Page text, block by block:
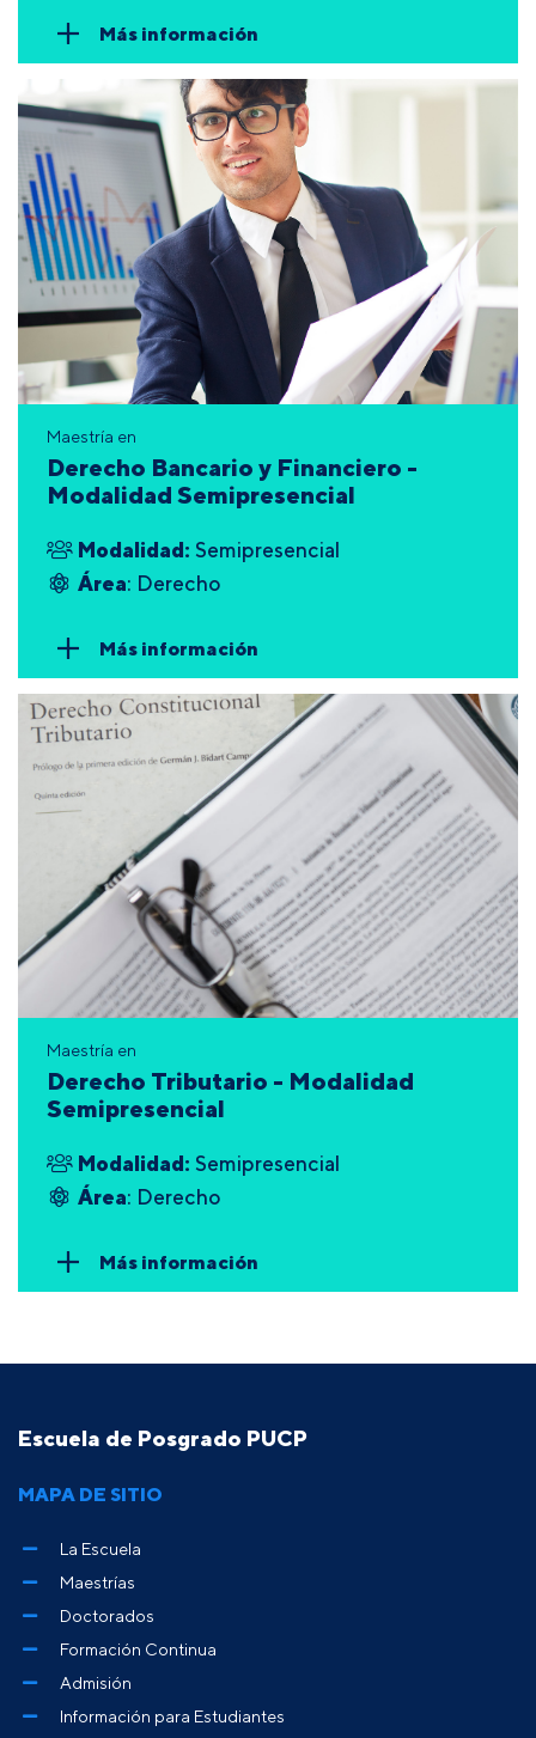
Más información
Maestría en
Derecho Bancario y Financiero -
Modalidad Semipresencial
Modalidad: Semipresencial
Área: Derecho
Más información
Maestría en
Derecho Tributario - Modalidad
Semipresencial
Modalidad: Semipresencial
Área: Derecho
Más información
Escuela de Posgrado PUCP
MAPA DE SITIO
La Escuela
Maestrías
Doctorados
Formación Continua
Admisión
Información para Estudiantes